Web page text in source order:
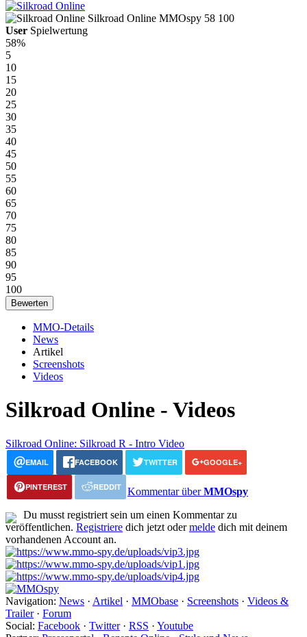
Silkroad Online MMOspy 58 100
User Spielwertung
58%
5
10
15
20
25
30
35
40
45
50
55
60
65
70
75
80
85
90
95
100
MMO-Details
News
Artikel
Screenshots
Videos
Silkroad Online - Videos
Silkroad Online: Silkroad R - Intro Video
EMAIL FACEBOOK TWITTER GOOGLE+
PINTEREST REDDIT Kommentar überMMOspy
Du musst registriert sein um einen Kommentar zu
veröffentlichen. Registriere dich jetzt odermelde dich mit deinem
vorhandenen Account an.
Navigation: News · Artikel · MMObase · Screenshots · Videos &
Trailer· Forum
Social: Facebook · Twitter· RSS · Youtube